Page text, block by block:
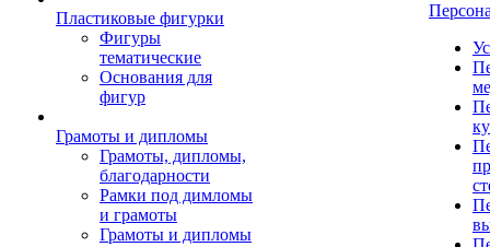
Пластиковые фигурки
Фигуры
тематические
Основания для
фигур
Грамоты и дипломы
Грамоты, дипломы,
благодарности
Рамки под димломы
и грамоты
Грамоты и дипломы